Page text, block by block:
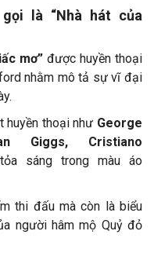
là “Nhà hát của
mơ” được huyền thoại
nhằm mô tả sự vĩ đại
huyền thoại như George
Giggs, Cristiano
sáng trong màu áo
thi đấu mà còn là biểu
người hâm mộ Quỷ đỏ